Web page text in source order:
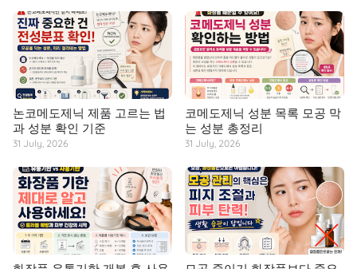
논코메도제닉 제품 고르는 법
과 성분 확인 기준
31 July, 2026
코메도제닉 성분 목록 모공 막
는 성분 총정리
31 July, 2026